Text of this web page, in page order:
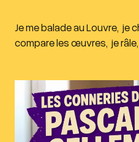
Je me balade au Louvre, je
compare les œuvres, je